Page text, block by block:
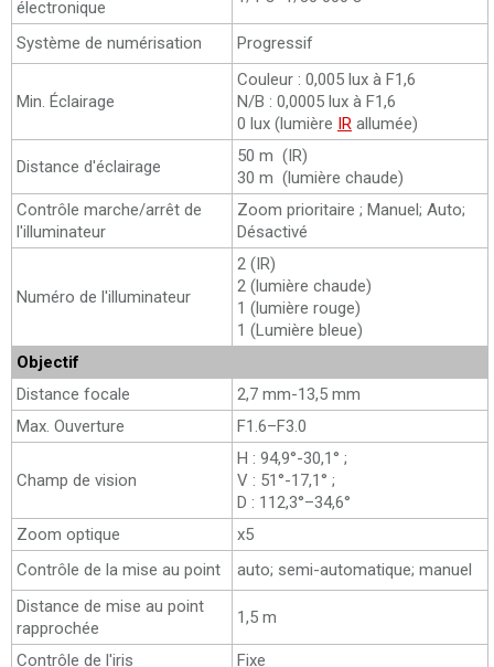
électronique
Système de numérisation Progressif
Min. Éclairage
Couleur : 0,005 lux à F1,6
N/B : 0,0005 lux à F1,6
0 lux (lumière IR allumée)
Distance d'éclairage
50 m (IR)
30 m (lumière chaude)
Contrôle marche/arrêt de
l'illuminateur
Zoom prioritaire ; Manuel; Auto;
Désactivé
Numéro de l'illuminateur
2 (IR)
2 (lumière chaude)
1 (lumière rouge)
1 (Lumière bleue)
Objectif
Distance focale
2,7 mm-13,5 mm
Max. Ouverture
F1.6–F3.0
Champ de vision
H : 94,9°-30,1° ;
V : 51°-17,1° ;
D : 112,3°–34,6°
Zoom optique
x5
Contrôle de la mise au point
auto; semi-automatique; manuel
Distance de mise au point
rapprochée
1,5 m
Contrôle de l'iris Fixe